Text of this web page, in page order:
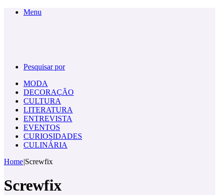
Menu
Pesquisar por
MODA
DECORAÇÃO
CULTURA
LITERATURA
ENTREVISTA
EVENTOS
CURIOSIDADES
CULINÁRIA
Home|Screwfix
Screwfix